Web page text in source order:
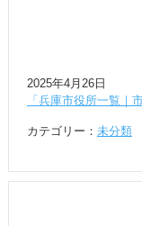
2025年4月26日
「兵庫市役所一覧｜
カテゴリー： 未分類